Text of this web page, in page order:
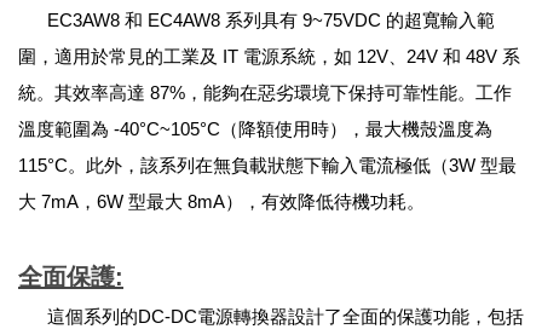
EC3AW8 和 EC4AW8 系列具有 9~75VDC 的超寬輸入範
圍，適用於常見的工業及 IT 電源系統，如 12V、24V 和 48V 系
統。其效率高達 87%，能夠在惡劣環境下保持可靠性能。工作
溫度範圍為 -40°C~105°C（降額使用時），最大機殼溫度為
115°C。此外，該系列在無負載狀態下輸入電流極低（3W 型最
大 7mA，6W 型最大 8mA），有效降低待機功耗。
全面保護:
這個系列的DC-DC電源轉換器設計了全面的保護功能，包括